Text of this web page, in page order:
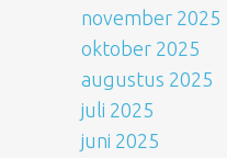
november 2025
oktober 2025
augustus 2025
juli 2025
juni 2025